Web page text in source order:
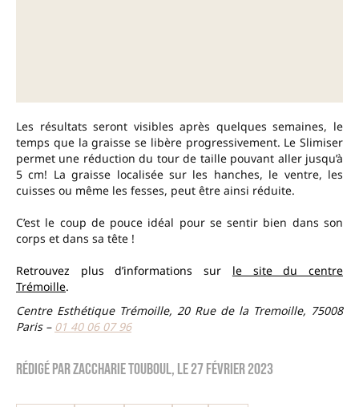
Les résultats seront visibles après quelques semaines, le
temps que la graisse se libère progressivement. Le Slimiser
permet une réduction du tour de taille pouvant aller jusqu’à
5 cm! La graisse localisée sur les hanches, le ventre, les
cuisses ou même les fesses, peut être ainsi réduite.
C’est le coup de pouce idéal pour se sentir bien dans son
corps et dans sa tête !
Retrouvez plus d’informations sur le site du centre
Trémoille.
Centre Esthétique Trémoille, 20 Rue de la Tremoille, 75008
Paris – 01 40 06 07 96
Rédigé parZaccharie TOUBOUL, le27 février 2023